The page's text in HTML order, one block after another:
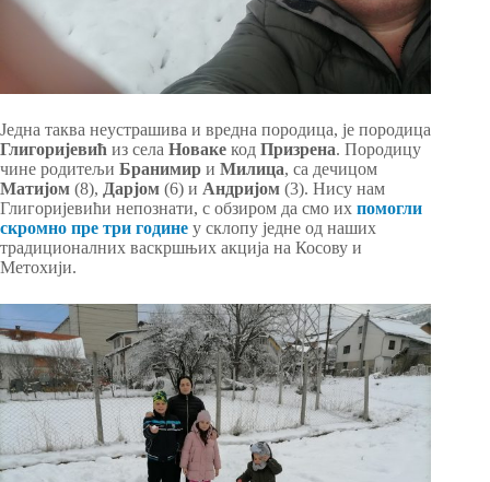
Једна таква неустрашива и вредна породица, је породица
Глигоријевић из села Новаке код Призрена. Породицу
чине родитељи Бранимир и Милица, са дечицом
Матијом (8), Дарјом (6) и Андријом (3). Нису нам
Глигоријевићи непознати, с обзиром да смо их помогли
скромно пре три године у склопу једне од наших
традиционалних васкршњих акција на Косову и
Метохији.